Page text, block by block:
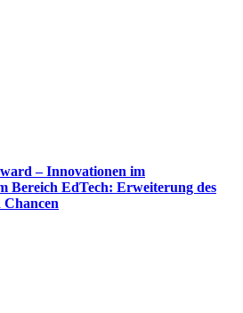
– Innovationen im
Bereich EdTech: Erweiterung des